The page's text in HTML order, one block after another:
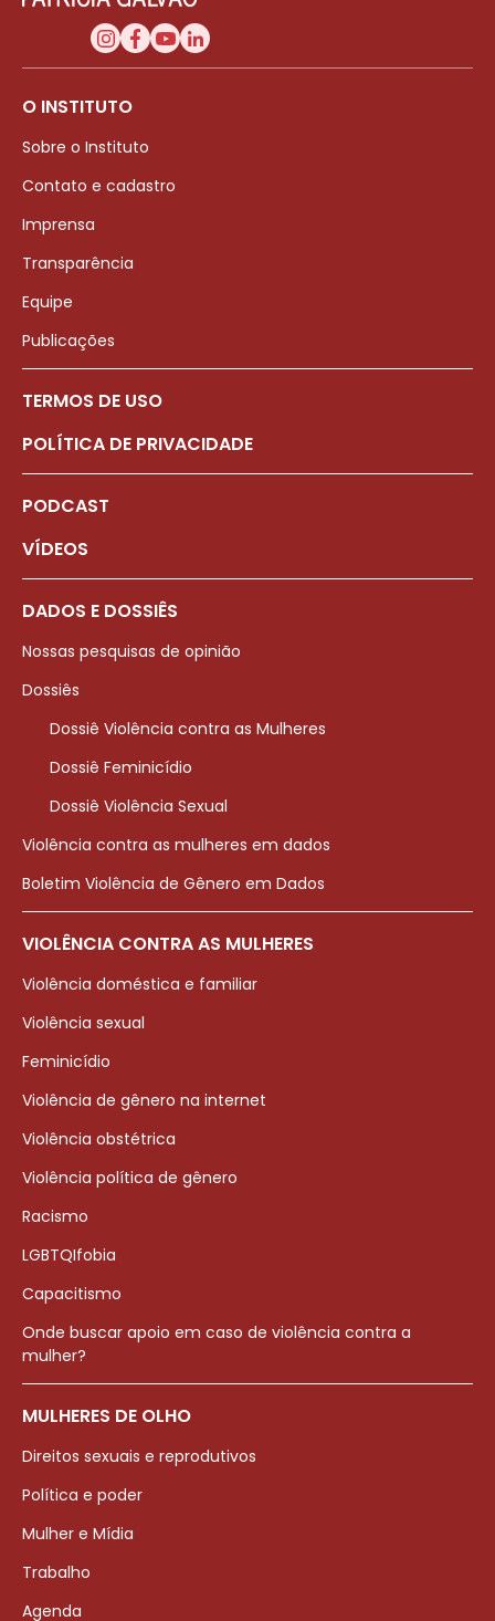
O INSTITUTO
Sobre o Instituto
Contato e cadastro
Imprensa
Transparência
Equipe
Publicações
TERMOS DE USO
POLÍTICA DE PRIVACIDADE
PODCAST
VÍDEOS
DADOS E DOSSIÊS
Nossas pesquisas de opinião
Dossiês
Dossiê Violência contra as Mulheres
Dossiê Feminicídio
Dossiê Violência Sexual
Violência contra as mulheres em dados
Boletim Violência de Gênero em Dados
VIOLÊNCIA CONTRA AS MULHERES
Violência doméstica e familiar
Violência sexual
Feminicídio
Violência de gênero na internet
Violência obstétrica
Violência política de gênero
Racismo
LGBTQIfobia
Capacitismo
Onde buscar apoio em caso de violência contra a
mulher?
MULHERES DE OLHO
Direitos sexuais e reprodutivos
Política e poder
Mulher e Mídia
Trabalho
Agenda